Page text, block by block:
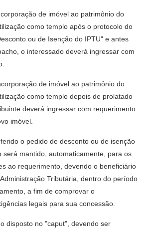
de imóvel ao patrimônio do
como templo após o protocolo do
ou de Isenção do IPTU" e antes
o interessado deverá ingressar com
de imóvel ao patrimônio do
como templo depois de prolatado
deverá ingressar com requerimento
imóvel.
o pedido de desconto ou de isenção
será mantido, automaticamente, para os
ao requerimento, devendo o beneficiário
Tributária, dentro do período
a fim de comprovar o
legais para sua concessão.
disposto no "caput", devendo ser